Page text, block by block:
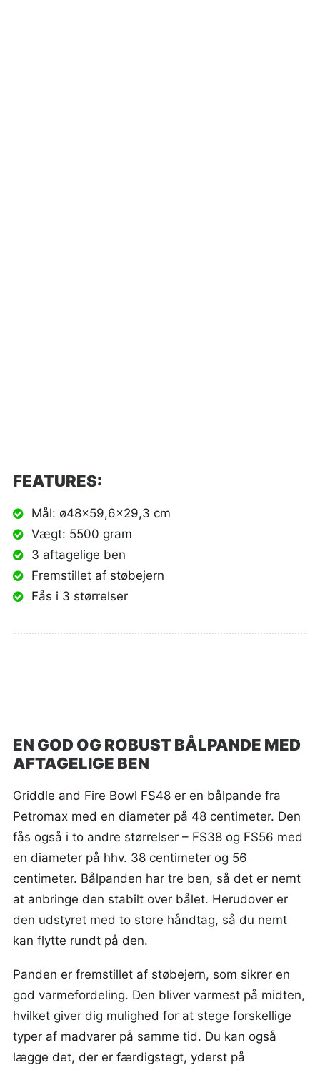
FEATURES:
Mål: ø48x59,6x29,3 cm
Vægt: 5500 gram
3 aftagelige ben
Fremstillet af støbejern
Fås i 3 størrelser
EN GOD OG ROBUST BÅLPANDE MED
AFTAGELIGE BEN
Griddle and Fire Bowl FS48 er en bålpande fra
Petromax med en diameter på 48 centimeter. Den
fås også i to andre størrelser – FS38 og FS56 med
en diameter på hhv. 38 centimeter og 56
centimeter. Bålpanden har tre ben, så det er nemt
at anbringe den stabilt over bålet. Herudover er
den udstyret med to store håndtag, så du nemt
kan flytte rundt på den.
Panden er fremstillet af støbejern, som sikrer en
god varmefordeling. Den bliver varmest på midten,
hvilket giver dig mulighed for at stege forskellige
typer af madvarer på samme tid. Du kan også
lægge det, der er færdigstegt, yderst på